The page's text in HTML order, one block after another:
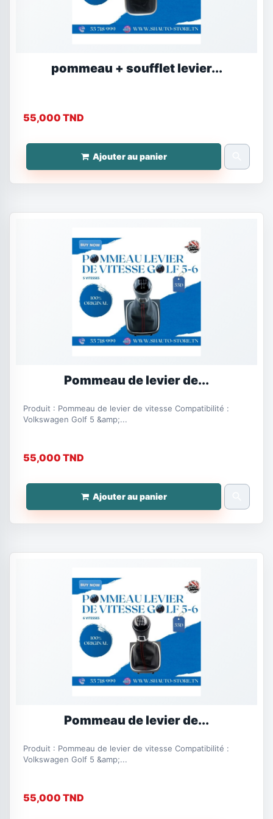
pommeau + soufflet levier...
55,000 TND
Ajouter au panier
Pommeau de levier de...
Produit : Pommeau de levier de vitesse Compatibilité :
Volkswagen Golf 5 &amp;...
55,000 TND
Ajouter au panier
Pommeau de levier de...
Produit : Pommeau de levier de vitesse Compatibilité :
Volkswagen Golf 5 &amp;...
55,000 TND